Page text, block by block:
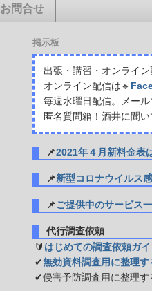
お問合せ
掲示板
出張・講習・オンライ
オンライン配信は🔹
毎週水曜日配信。メー
匿名質問箱！酒井に聞
📌2021年４月新料金表
📌新型コロナウイルス
📌ご提供中のサービス
代行調査依頼
🔰 はじめての調査依頼ガ
✔無効資料調査用に整理
✔侵害予防調査用に整理す